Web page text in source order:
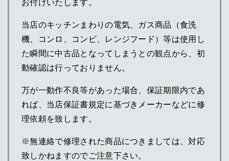
お付けいたします。
当店のキッチンまわりの電気、ガス商品（食洗
機、コンロ、コンビ、レンジフード）等は使用し
た瞬間に中古品となってしまうとの観点から、初
動確認は行っておりません。
万が一動作不良等があった場合、保証期限内であ
れば、当店保証書規定に基づきメーカーなどに修
理依頼を致します。
※無連絡で修理された商品につきましては、対応
致しかねますのでご注意下さい。